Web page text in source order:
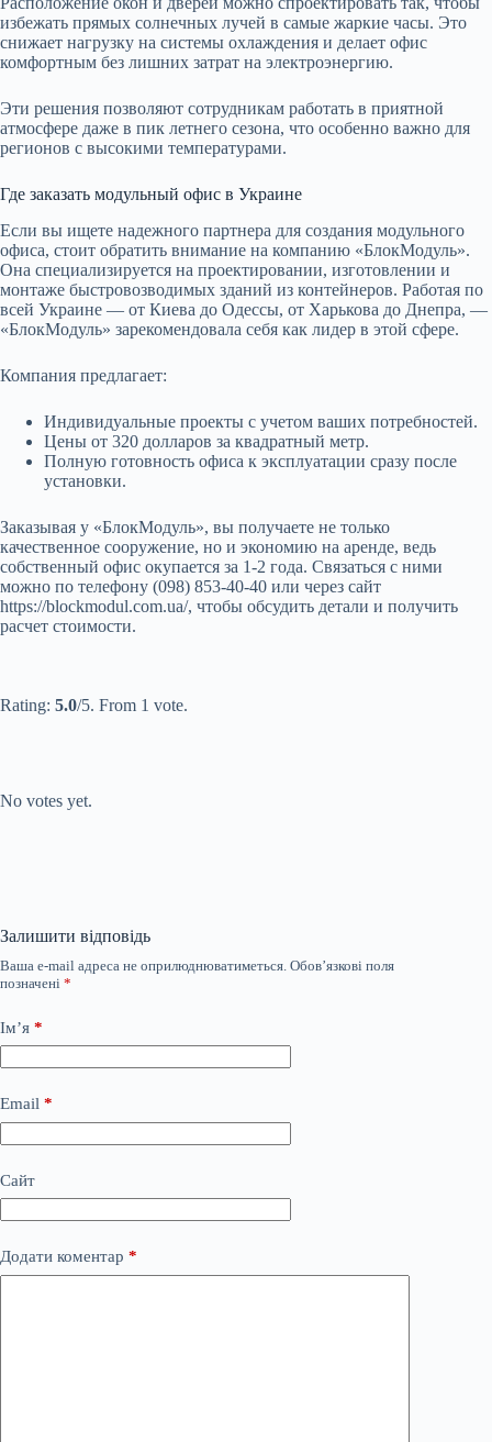
избежать прямых солнечных лучей в самые жаркие часы. Это
снижает нагрузку на системы охлаждения и делает офис
комфортным без лишних затрат на электроэнергию.
Эти решения позволяют сотрудникам работать в приятной
атмосфере даже в пик летнего сезона, что особенно важно для
регионов с высокими температурами.
Где заказать модульный офис в Украине
Если вы ищете надежного партнера для создания модульного
офиса, стоит обратить внимание на компанию «БлокМодуль».
Она специализируется на проектировании, изготовлении и
монтаже быстровозводимых зданий из контейнеров. Работая по
всей Украине — от Киева до Одессы, от Харькова до Днепра, —
«БлокМодуль» зарекомендовала себя как лидер в этой сфере.
Компания предлагает:
Индивидуальные проекты с учетом ваших потребностей.
Цены от 320 долларов за квадратный метр.
Полную готовность офиса к эксплуатации сразу после
установки.
Заказывая у «БлокМодуль», вы получаете не только
качественное сооружение, но и экономию на аренде, ведь
собственный офис окупается за 1-2 года. Связаться с ними
можно по телефону (098) 853-40-40 или через сайт
https://blockmodul.com.ua/, чтобы обсудить детали и получить
расчет стоимости.
Rating: 5.0/5. From 1 vote.
No votes yet.
Залишити відповідь
Ваша e-mail адреса не оприлюднюватиметься. Обов’язкові поля
позначені *
Ім’я *
Email *
Сайт
Додати коментар *